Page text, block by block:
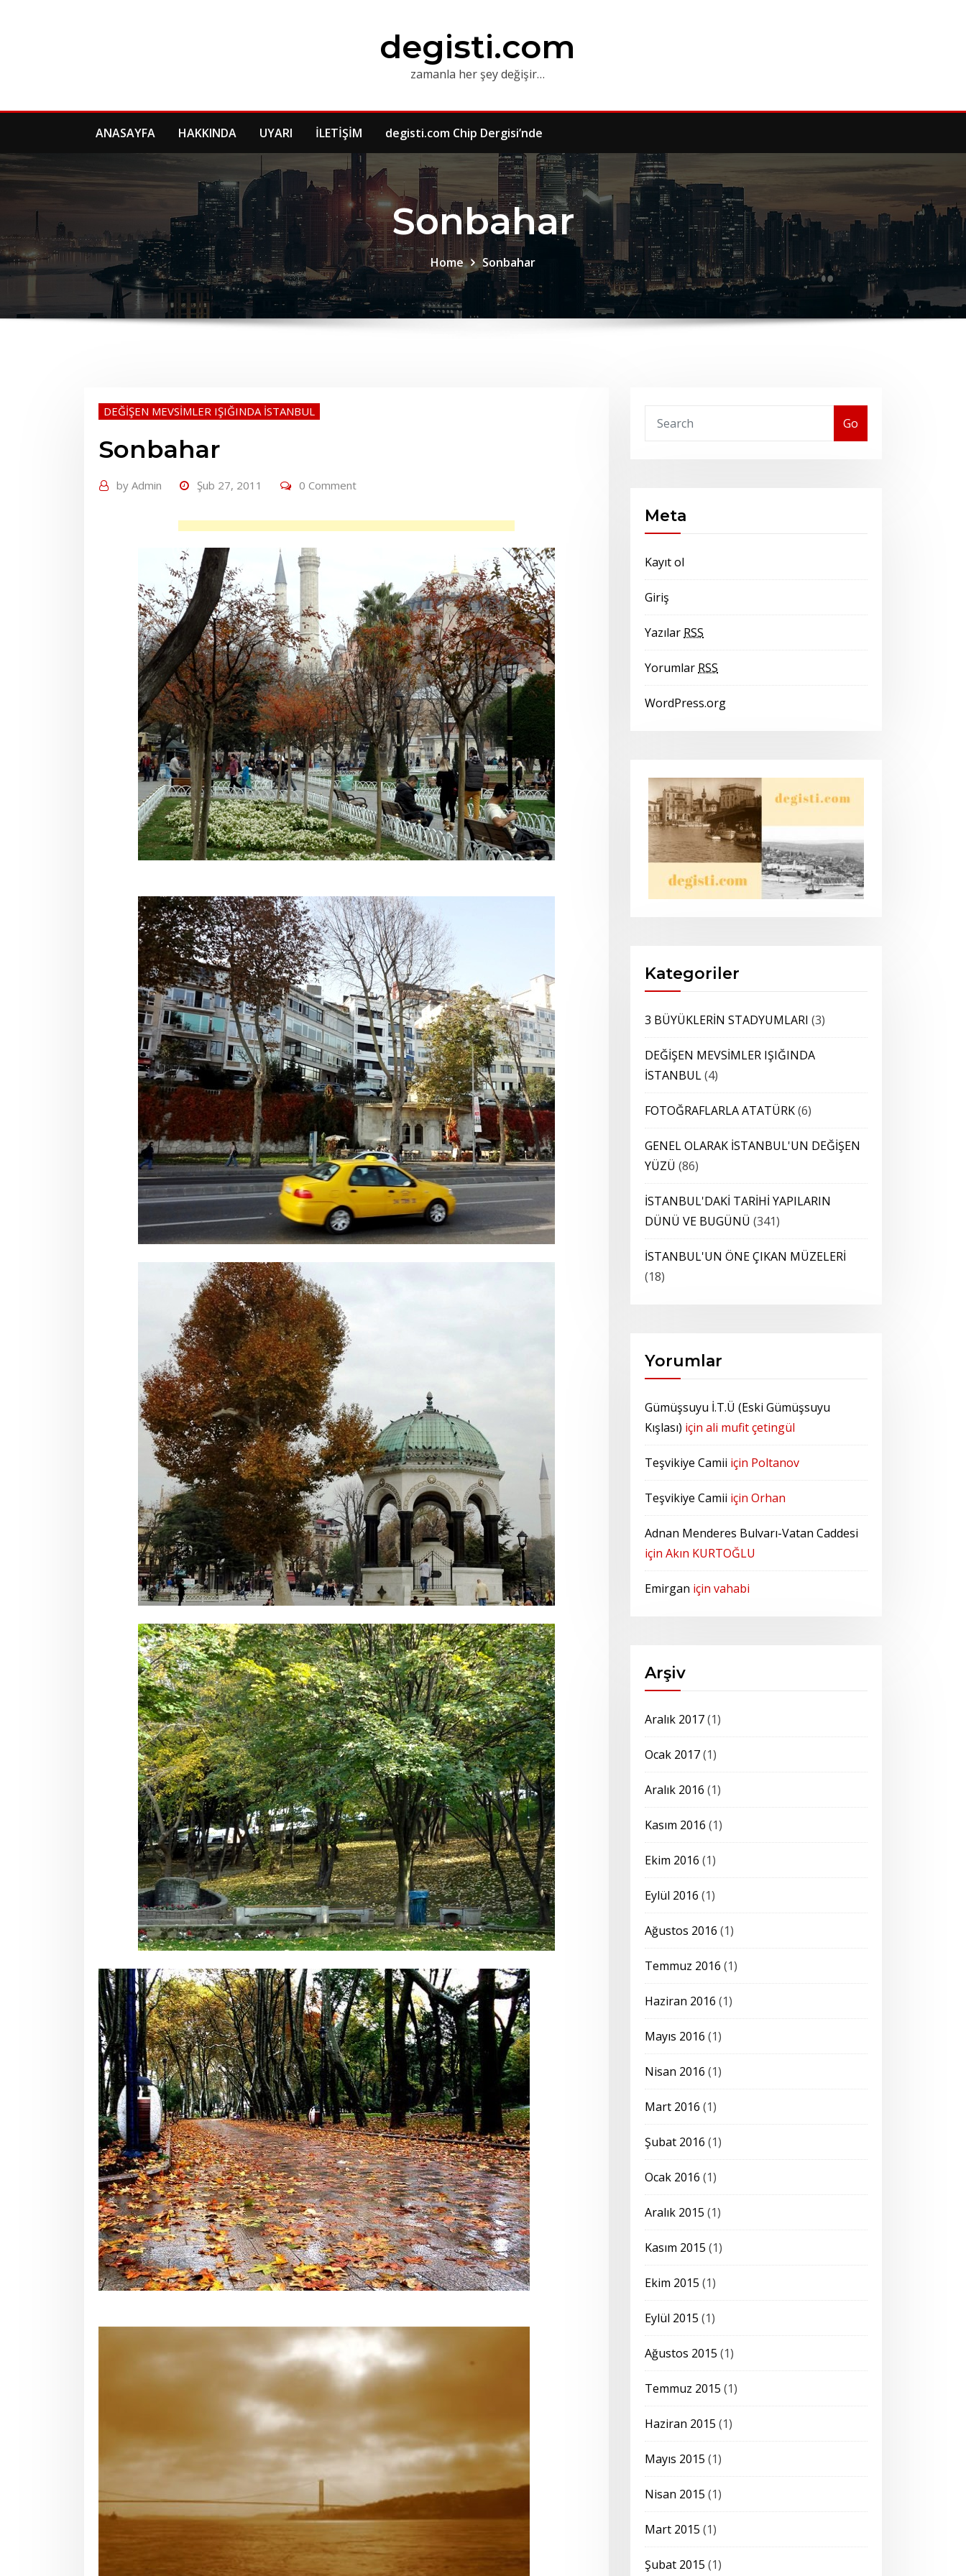
degisti.com
zamanla her şey değişir…
ANASAYFA HAKKINDA UYARI İLETİŞİM degisti.com Chip Dergisi’nde
Sonbahar
Home Sonbahar
DEĞİŞEN MEVSİMLER IŞIĞINDA İSTANBUL
Sonbahar
by Admin Şub 27, 2011 0 Comment
Go
Meta
Kayıt ol
Giriş
Yazılar RSS
Yorumlar RSS
WordPress.org
Kategoriler
3 BÜYÜKLERİN STADYUMLARI (3)
DEĞİŞEN MEVSİMLER IŞIĞINDA
İSTANBUL(4)
FOTOĞRAFLARLA ATATÜRK(6)
GENEL OLARAK İSTANBUL'UN DEĞİŞEN
YÜZÜ (86)
İSTANBUL'DAKİ TARİHİ YAPILARIN
DÜNÜ VE BUGÜNÜ (341)
İSTANBUL'UN ÖNE ÇIKAN MÜZELERİ
(18)
Yorumlar
Gümüşsuyu İ.T.Ü (Eski Gümüşsuyu
Kışlası) için ali mufit çetingül
Teşvikiye Camii için Poltanov
Teşvikiye Camii için Orhan
Adnan Menderes Bulvarı-Vatan Caddesi
için Akın KURTOĞLU
Emirgan için vahabi
Arşiv
Aralık 2017(1)
Ocak 2017(1)
Aralık 2016 (1)
Kasım 2016 (1)
Ekim 2016 (1)
Eylül 2016 (1)
Ağustos 2016 (1)
Temmuz 2016 (1)
Haziran 2016 (1)
Mayıs 2016 (1)
Nisan 2016 (1)
Mart 2016 (1)
Şubat 2016 (1)
Ocak 2016 (1)
Aralık 2015 (1)
Kasım 2015 (1)
Ekim 2015 (1)
Eylül 2015 (1)
Ağustos 2015 (1)
Temmuz 2015 (1)
Haziran 2015 (1)
Mayıs 2015 (1)
Nisan 2015 (1)
Mart 2015 (1)
Şubat 2015 (1)